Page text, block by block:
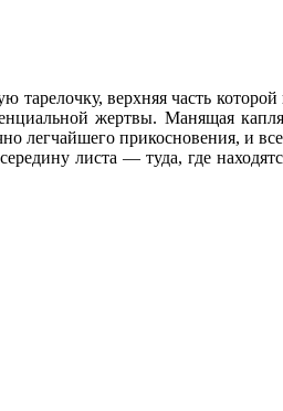
верхняя часть
жертвы. Манящая
легчайшего прикосновения, и
листа — туда, где